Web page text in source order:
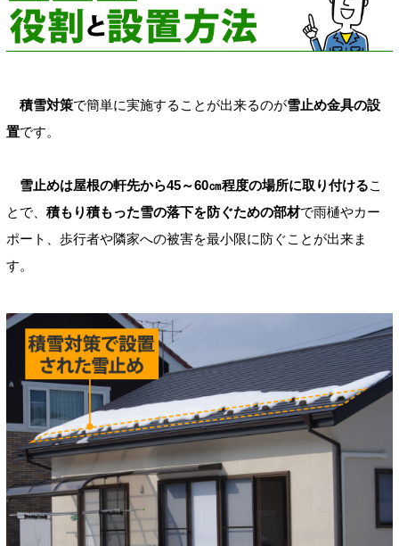
積雪対策で簡単に実施することが出来るのが雪止め金具の設
置です。
雪止めは屋根の軒先から45～60㎝程度の場所に取り付けるこ
とで、 積もり積もった雪の落下を防ぐための部材で雨樋やカー
ポート、歩行者や隣家への被害を最小限に防ぐことが出来ま
す。